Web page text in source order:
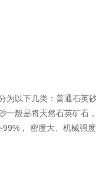
为以下几类：普通石英
一般是将天然石英矿石
， 密度大、机械强
。主要用途有：玻璃、